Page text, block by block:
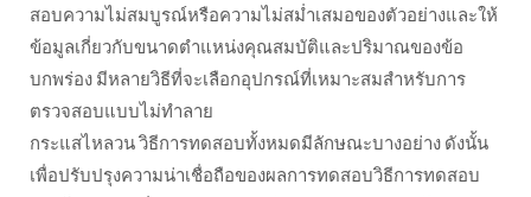
สอบความไม่สมบูรณ์หรือความไม่สม่ำเสมอของตัวอย่างและให้
ข้อมูลเกี่ยวกับขนาดตำแหน่งคุณสมบัติและปริมาณของข้อ
บกพร่อง มีหลายวิธีที่จะเลือกอุปกรณ์ที่เหมาะสมสำหรับการ
ตรวจสอบแบบไม่ทำลาย
กระแสไหลวน วิธีการทดสอบทั้งหมดมีลักษณะบางอย่าง ดังนั้น
เพื่อปรับปรุงความน่าเชื่อถือของผลการทดสอบวิธีการทดสอบ